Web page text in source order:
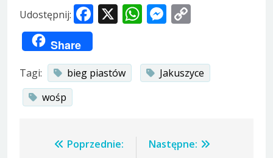
Udostępnij: Facebook
X WhatsApp
Messenger
Share
Tagi: bieg piastów
Jakuszyce
wośp
Nawigacja
Poprzednie:
Następne: